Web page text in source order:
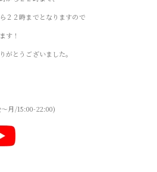
２２時までとなりますので
す！
がとうございました。
月/15:00-22:00)